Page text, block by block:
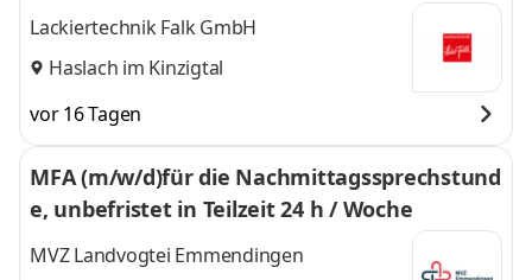
Lackiertechnik Falk GmbH
Haslach im Kinzigtal
vor 16 Tagen
MFA (m/w/d)für die Nachmittagssprechstund
e, unbefristet in Teilzeit 24 h / Woche
MVZ Landvogtei Emmendingen